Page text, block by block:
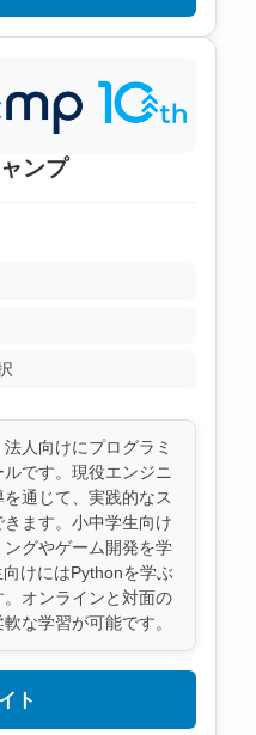
ンプ
人向けにプログラミ
です。現役エンジニ
通じて、実践的なス
ます。小中学生向け
グやゲーム開発を学
けにはPythonを学ぶ
オンラインと対面の
な学習が可能です。
ト